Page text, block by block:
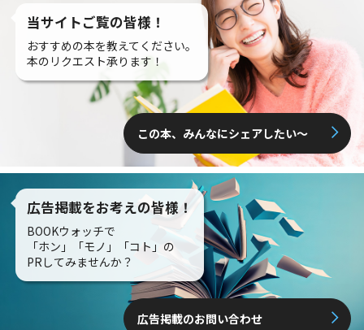
当サイトご覧の皆様！
おすすめの本を教えてください。
本のリクエスト承ります！
この本、みんなにシェアしたい〜
広告掲載をお考えの皆様！
BOOKウォッチで
「ホン」「モノ」「コト」の
PRしてみませんか？
広告掲載のお問い合わせ